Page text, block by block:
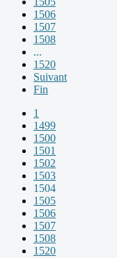
1506
1507
1508
...
1520
Suivant
Fin
1
1499
1500
1501
1502
1503
1504
1505
1506
1507
1508
1520